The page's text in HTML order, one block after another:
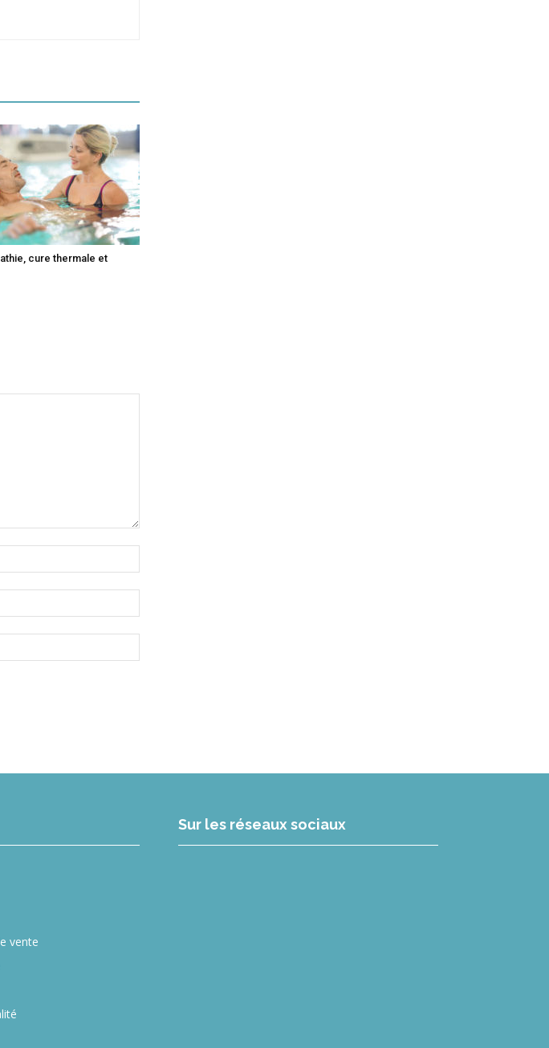
cure thermale et
vente
Sur les réseaux sociaux